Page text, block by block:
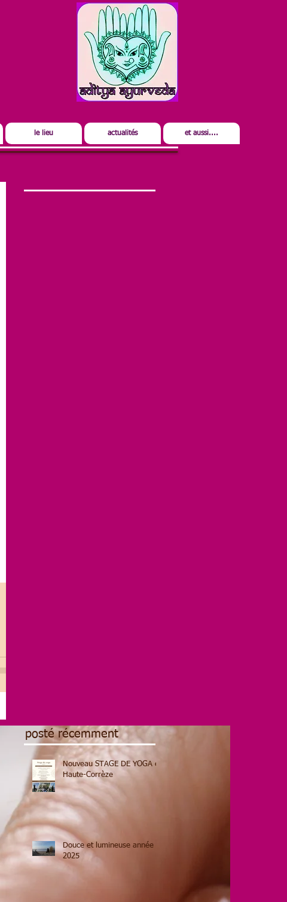
le lieu actualités et aussi....
posté récemment
Nouveau STAGE DE YOGA en
Haute-Corrèze
Douce et lumineuse année
2025